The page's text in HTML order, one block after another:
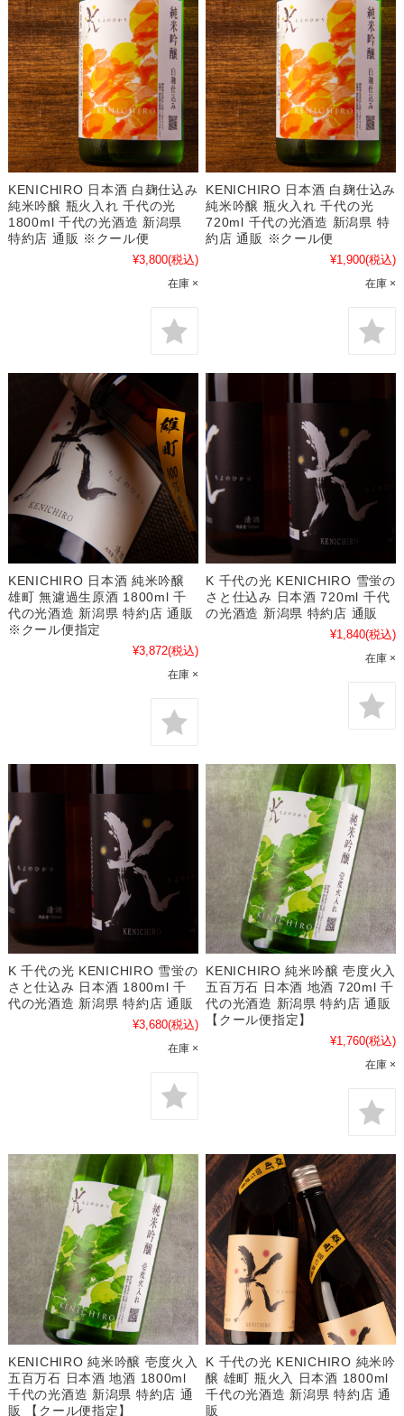
KENICHIRO 日本酒 白麹仕込み
純米吟醸 瓶火入れ 千代の光
1800ml 千代の光酒造 新潟県
特約店 通販 ※クール便
¥3,800(税込)
在庫 ×
KENICHIRO 日本酒 白麹仕込み
純米吟醸 瓶火入れ 千代の光
720ml 千代の光酒造 新潟県 特
約店 通販 ※クール便
¥1,900(税込)
在庫 ×
KENICHIRO 日本酒 純米吟醸
雄町 無濾過生原酒 1800ml 千
代の光酒造 新潟県 特約店 通販
※クール便指定
¥3,872(税込)
在庫 ×
K 千代の光 KENICHIRO 雪蛍の
さと仕込み 日本酒 720ml 千代
の光酒造 新潟県 特約店 通販
¥1,840(税込)
在庫 ×
K 千代の光 KENICHIRO 雪蛍の
さと仕込み 日本酒 1800ml 千
代の光酒造 新潟県 特約店 通販
¥3,680(税込)
在庫 ×
KENICHIRO 純米吟醸 壱度火入
五百万石 日本酒 地酒 720ml 千
代の光酒造 新潟県 特約店 通販
【クール便指定】
¥1,760(税込)
在庫 ×
KENICHIRO 純米吟醸 壱度火入
五百万石 日本酒 地酒 1800ml
千代の光酒造 新潟県 特約店 通
販 【クール便指定】
K 千代の光 KENICHIRO 純米吟
醸 雄町 瓶火入 日本酒 1800ml
千代の光酒造 新潟県 特約店 通
販